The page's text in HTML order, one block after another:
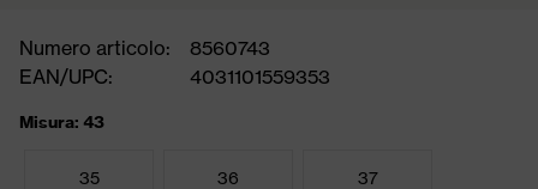
Numero articolo:
8560743
EAN/UPC:
4031101559353
Misura: 43
35 36 37